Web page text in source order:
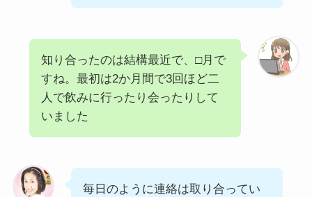
知り合ったのは結構最近で、□月で
すね。最初は2か月間で3回ほど二
人で飲みに行ったり会ったりして
いました
毎日のように連絡は取り合ってい